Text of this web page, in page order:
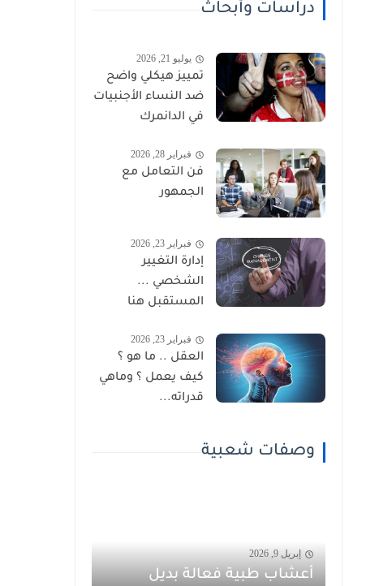
دراسات وأبحاث
يوليو 21, 2026
تمييز هيكلي واضح
ضد النساء الأجنبيات
في الدانمرك
فبراير 28, 2026
فن التعامل مع
الجمهور
فبراير 23, 2026
إدارة التغيير
الشخصي ...
المستقبل هنا
فبراير 23, 2026
العقل .. ما هو ؟
كيف يعمل ؟ وماهي
قدراته...
وصفات شعبية
إبريل 9, 2026
أعشاب طبية فعالة بديل